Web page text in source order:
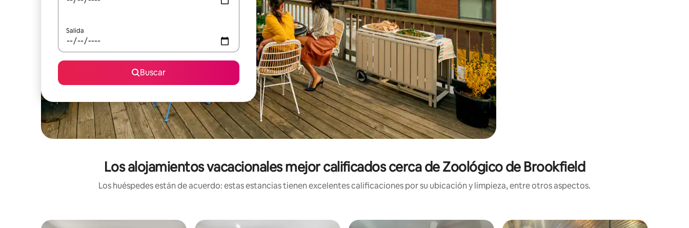
Salida
Buscar
Los alojamientos vacacionales mejor calificados cerca de Zoológico de Brookfield
Los huéspedes están de acuerdo: estas estancias tienen excelentes calificaciones por su ubicación y limpieza, entre otros aspectos.